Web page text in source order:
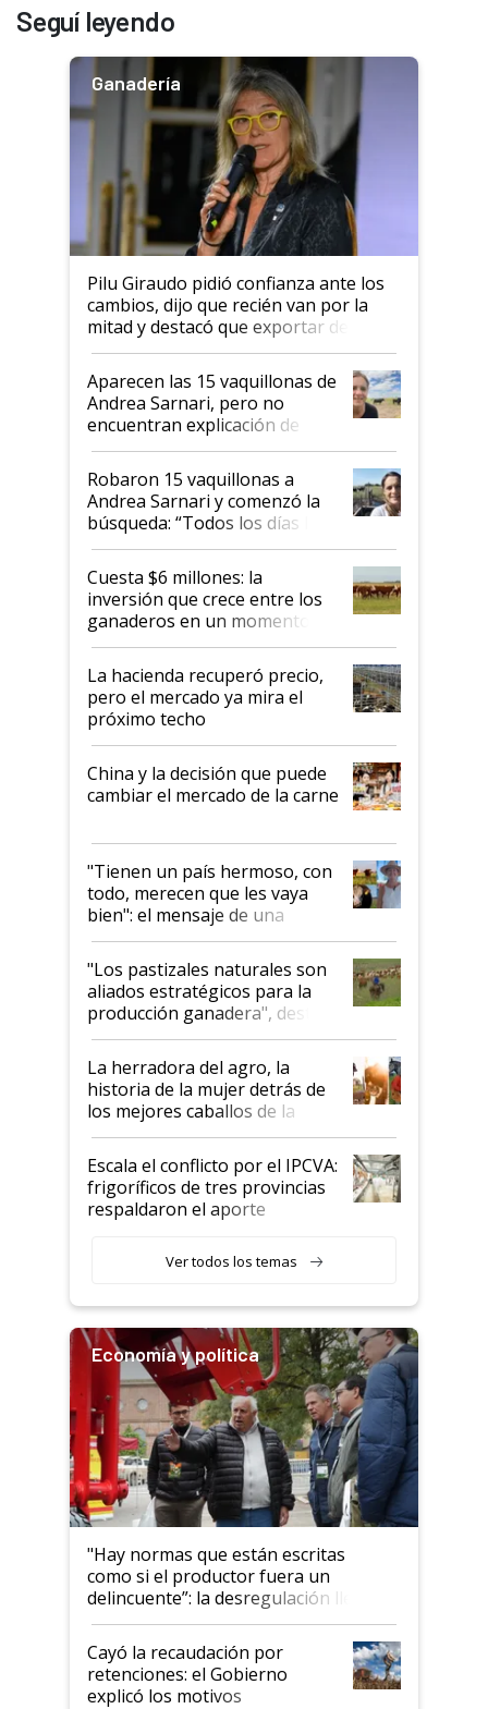
Seguí leyendo
Ganadería
Pilu Giraudo pidió confianza ante los
cambios, dijo que recién van por la
mitad y destacó que exportar dejó de
ser "para unos pocos": "Tenemos un
mandato muy claro del gobierno
nacional"
Aparecen las 15 vaquillonas de
Andrea Sarnari, pero no
encuentran explicación de
cómo llegaron allí
Robaron 15 vaquillonas a
Andrea Sarnari y comenzó la
búsqueda: “Todos los días le
toca a algún productor”
Cuesta $6 millones: la
inversión que crece entre los
ganaderos en un momento
histórico para la actividad
La hacienda recuperó precio,
pero el mercado ya mira el
próximo techo
China y la decisión que puede
cambiar el mercado de la carne
"Tienen un país hermoso, con
todo, merecen que les vaya
bien": el mensaje de una
ganadera uruguaya sobre las
oportunidades que se abren
para el agro en Argentina, con
foco en la carne
"Los pastizales naturales son
aliados estratégicos para la
producción ganadera", destaca
la iniciativa que ya reúne a 46
establecimientos en Argentina
La herradora del agro, la
historia de la mujer detrás de
los mejores caballos de la
Argentina y los mitos que
todavía hacen sufrir a estos
animales: "Mientras me
descalificaban, yo seguí
haciendo currículum"
Escala el conflicto por el IPCVA:
frigoríficos de tres provincias
respaldaron el aporte
Ver todos los temas
Economía y política
"Hay normas que están escritas
como si el productor fuera un
delincuente”: la desregulación llegó
al Congreso Aapresid y hasta se
habló del financiamiento al IPCVA
Cayó la recaudación por
retenciones: el Gobierno
explicó los motivos